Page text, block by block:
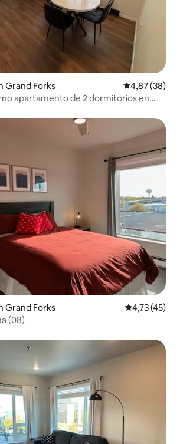
Grand Forks Calificación
4,87 (38)
apartamento de 2 dormitorios en
Grand Forks Calificación
4,73 (45)
(08)